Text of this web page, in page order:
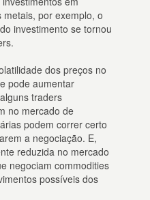
por exemplo, o
investimento se tornou
dos preços no
pode aumentar
traders
no mercado de
podem correr certo
a negociação. E,
reduzida no mercado
negociam commodities
possíveis dos